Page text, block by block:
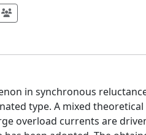
in synchronous
type. A mixed
overload currents are